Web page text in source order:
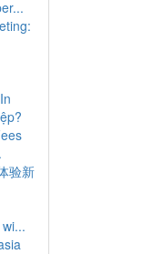
验新